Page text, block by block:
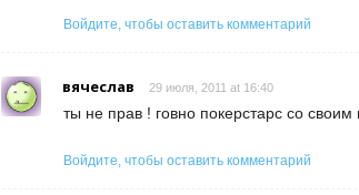
Войдите, чтобы оставить комментарий
вячеслав 29 июля, 2011 at 16:40
ты не прав ! говно покерстарс со
Войдите, чтобы оставить комментарий